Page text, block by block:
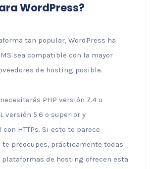
WordPress?
tan popular, WordPress ha
sea compatible con la mayor
de hosting posible.
PHP versión 7.4 o
versión 5.6 o superior y
HTTPs. Si esto te parece
te preocupes, prácticamente todas
de hosting ofrecen esta